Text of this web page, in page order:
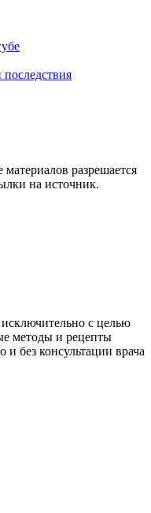
разрешается
на источник.
с целью
методы и рецепты
и без консультации врача